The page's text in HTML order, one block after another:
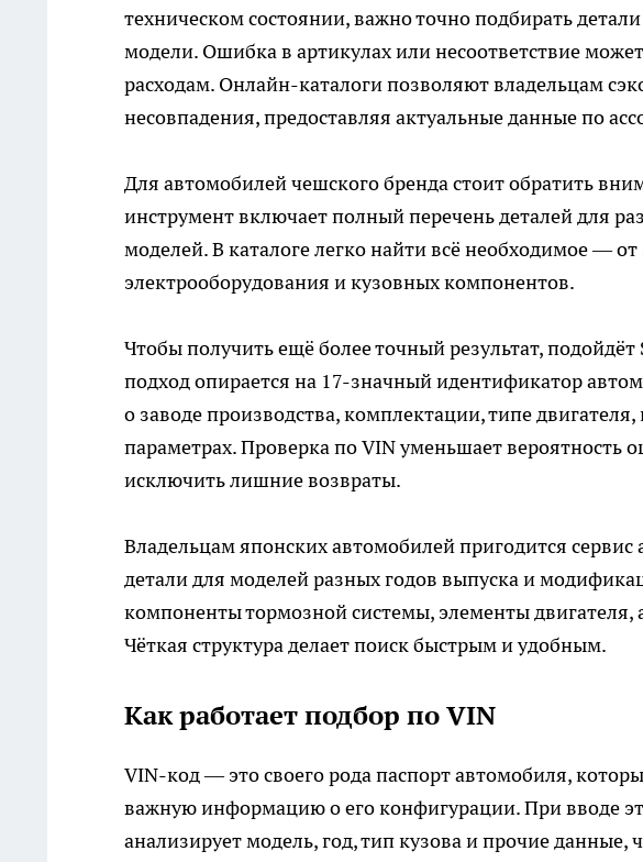
техническом состоянии, важно точно подбирать
модели. Ошибка в артикулах или несоответствие
расходам. Онлайн-каталоги позволяют владельцам
несовпадения, предоставляя актуальные данные по
Для автомобилей чешского бренда стоит обратить
инструмент включает полный перечень деталей для
моделей. В каталоге легко найти всё необходимое —
электрооборудования и кузовных компонентов.
Чтобы получить ещё более точный результат, подойдёт
подход опирается на 17-значный идентификатор
о заводе производства, комплектации, типе
параметрах. Проверка по VIN уменьшает вероятность
исключить лишние возвраты.
Владельцам японских автомобилей пригодится сервис
детали для моделей разных годов выпуска и
компоненты тормозной системы, элементы двигателя,
Чёткая структура делает поиск быстрым и удобным.
Как работает подбор по VIN
VIN-код — это своего рода паспорт автомобиля,
важную информацию о его конфигурации. При вводе
анализирует модель, год, тип кузова и прочие